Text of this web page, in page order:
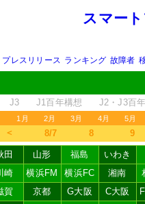
スマー
プレスリリース ランキング 故障者
J3 J1百年構想 J2・J3百
1月 2月 3月 4月 5月
＜ 8/7 8 9
田 山形 福島
いわき
崎 横浜FM 横浜FC 湘南
賀 京都 G大阪 C大阪